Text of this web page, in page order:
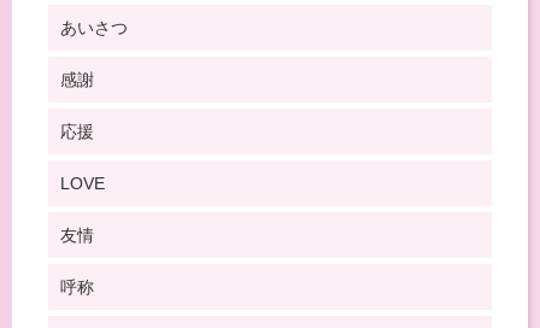
あいさつ
感謝
応援
LOVE
友情
呼称